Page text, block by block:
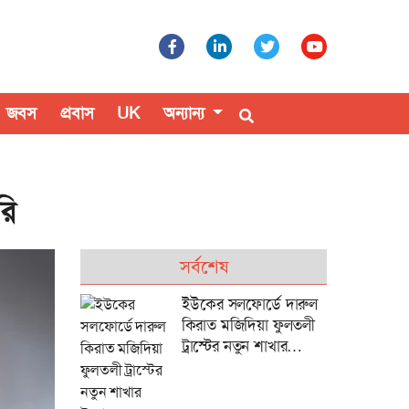
জবস প্রবাস UK অন্যান্য
সর্বশেষ
ইউকের সলফোর্ডে দারুল
কিরাত মজিদিয়া ফুলতলী
ট্রাস্টের নতুন শাখার